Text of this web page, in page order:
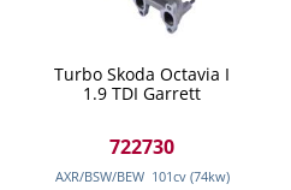
Turbo Skoda Octavia I
1.9 TDI Garrett
722730
AXR/BSW/BEW 101cv (74kw)